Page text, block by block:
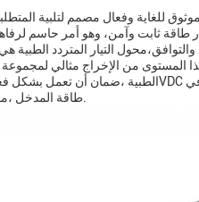
للغاية وفعال مصمم لتلبية
ثابت وآمن، وهو أمر حاسم